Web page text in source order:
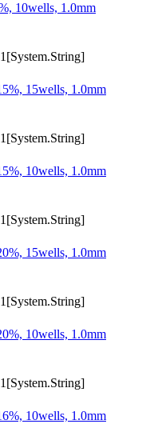
10wells, 1.0mm
15wells, 1.0mm
10wells, 1.0mm
15wells, 1.0mm
10wells, 1.0mm
10wells, 1.0mm